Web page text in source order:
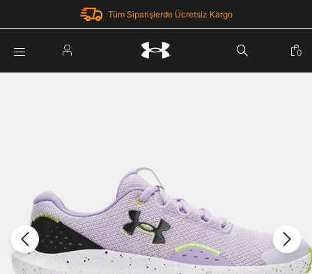
Tüm Siparişlerde Ücretsiz Kargo
Şifremi Unuttum
Giriş Yap
0
Parola Yenileme
Parolayı Yenile
Giriş Sayfasına Dön
Zaten hesabın var mı? Giriş yap